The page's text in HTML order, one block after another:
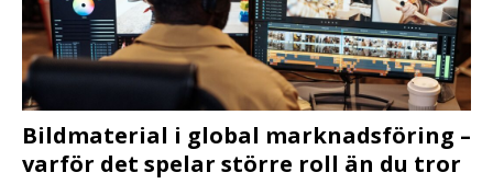
Bildmaterial i global marknadsföring –
varför det spelar större roll än du tror